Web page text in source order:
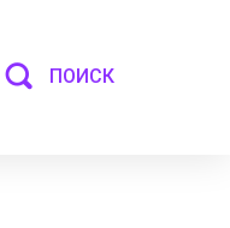
ПОИСК